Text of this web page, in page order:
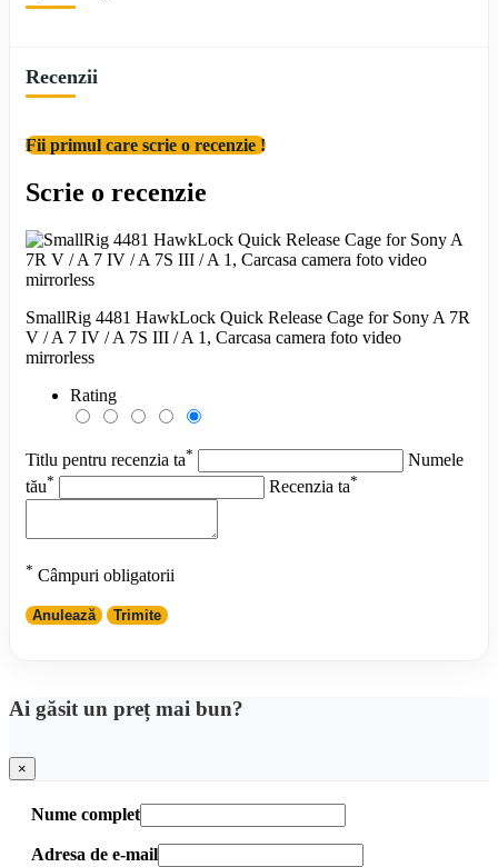
Recenzii
Fii primul care scrie o recenzie !
Scrie o recenzie
SmallRig 4481 HawkLock Quick Release Cage for Sony A 7R
V / A 7 IV / A 7S III / A 1, Carcasa camera foto video
mirrorless
Rating
Titlu pentru recenzia ta*
Numele
tău* Recenzia ta*
* Câmpuri obligatorii
Anulează Trimite
Ai găsit un preț mai bun?
×
Nume complet
Adresa de e-mail